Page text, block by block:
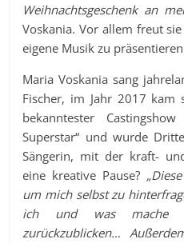
Weihnachtsgeschenk an
Voskania. Vor allem freut
eigene Musik zu
Maria Voskania sang
Fischer, im Jahr 2017 kam
bekanntester
Superstar“ und wurde
Sängerin, mit der kraft-
eine kreative Pause?
um mich selbst zu
ich und was mache
zurückzublicken…